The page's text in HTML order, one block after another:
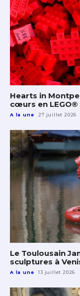
Hearts in
cœurs en LEGO®
A la une 27 juillet 2026
Le Toulousain
sculptures à
A la une 13 juillet 2026